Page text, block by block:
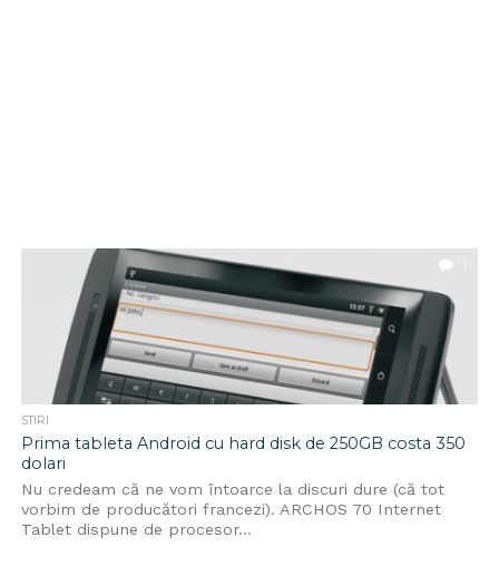
1
STIRI
Prima tableta Android cu hard disk de 250GB costa 350
dolari
Nu credeam că ne vom întoarce la discuri dure (că tot
vorbim de producători francezi). ARCHOS 70 Internet
Tablet dispune de procesor...